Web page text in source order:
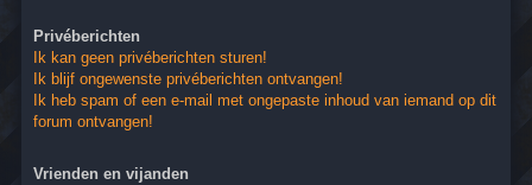
Privéberichten
Ik kan geen privéberichten sturen!
Ik blijf ongewenste privéberichten ontvangen!
Ik heb spam of een e-mail met ongepaste inhoud van iemand op dit
forum ontvangen!
Vrienden en vijanden